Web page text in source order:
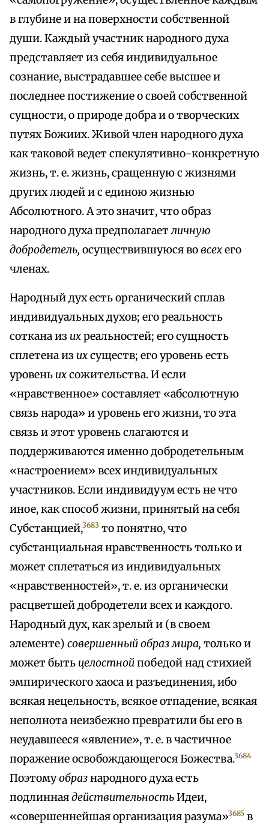
в глубине и на поверхности собственной
души. Каждый участник народного духа
представляет из себя индивидуальное
сознание, выстрадавшее себе высшее и
последнее постижение о своей собственной
сущности, о природе добра и о творческих
путях Божиих. Живой член народного духа
как таковой ведет спекулятивно-конкретную
жизнь, т. е. жизнь, сращенную с жизнями
других людей и с единою жизнью
Абсолютного. А это значит, что образ
народного духа предполагаетличную
добродетель, осуществившуюся вовсехего
членах.
Народный дух есть органический сплав
индивидуальных духов; его реальность
соткана из ихреальностей; его сущность
сплетена из ихсуществ; его уровень есть
уровень ихсожительства. И если
«нравственное» составляет «абсолютную
связь народа» и уровень его жизни, то эта
связь и этот уровень слагаются и
поддерживаются именно добродетельным
«настроением» всех индивидуальных
участников. Если индивидуум есть не что
иное, как способ жизни, принятый на себя
Субстанцией,3683 то понятно, что
субстанциальная нравственность только и
может сплетаться из индивидуальных
«нравственностей», т. е. из органически
расцветшей добродетели всех и каждого.
Народный дух, как зрелый и (в своем
элементе) совершенный образ мира, только и
может быть целостнойпобедой над стихией
эмпирического хаоса и разъединения, ибо
всякая нецельность, всякое отпадение, всякая
неполнота неизбежно превратили бы его в
неудавшееся «явление», т. е. в частичное
поражение освобождающегося Божества.3684
Поэтомуобразнародного духа есть
подлиннаядействительностьИдеи,
«совершеннейшая организация разума»3685 в